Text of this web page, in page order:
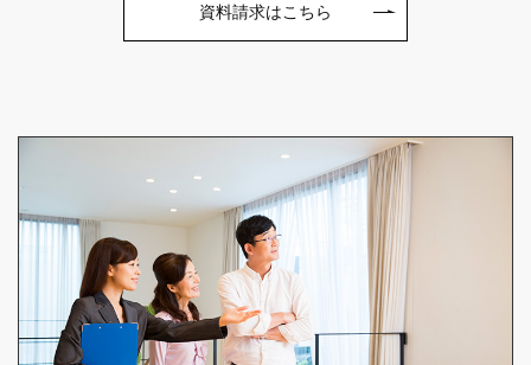
資料請求はこちら